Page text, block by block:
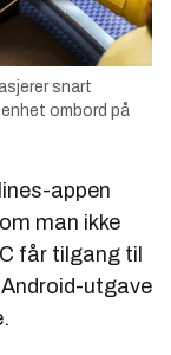
snart
ombord på
appen
man ikke
får tilgang til
utgave